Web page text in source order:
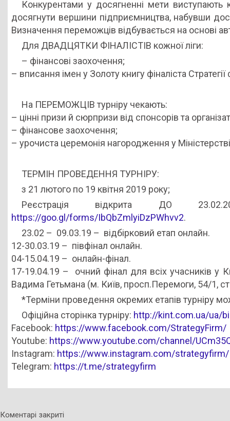
Конкурентами у досягненні мети виступають
досягнути вершини підприємництва, набувши
Визначення переможців відбувається на основі
Для ДВАДЦЯТКИ ФІНАЛІСТІВ кожної ліги:
– фінансові заохочення;
– вписання імен у Золоту книгу фіналіста Стратегії
На ПЕРЕМОЖЦІВ турніру чекають:
– цінні призи й сюрпризи від спонсорів та
– фінансове заохочення;
– урочиста церемонія нагородження у Міністерстві
ТЕРМІН ПРОВЕДЕННЯ ТУРНІРУ:
з 21 лютого по 19 квітня 2019 року;
Реєстрація відкрита ДО
https://goo.gl/forms/IbQbZmlyiDzPWhvv2.
23.02 – 09.03.19 – відбірковий етап онлайн.
12-30.03.19 – півфінал онлайн.
04-15.04.19 – онлайн-фінал.
17-19.04.19 – очний фінал для всіх учасників у
Вадима Гетьмана (м. Київ, просп.Перемоги, 54/1,
*Терміни проведення окремих етапів турніру
Офіційна сторінка турніру: http://kint.com.ua/ua/
Facebook: https://www.facebook.com/StrategyFirm/
Youtube: https://www.youtube.com/channel/
Instagram: https://www.instagram.com/strategyfirm/
Telegram: https://t.me/strategyfirm
Коментарі закриті